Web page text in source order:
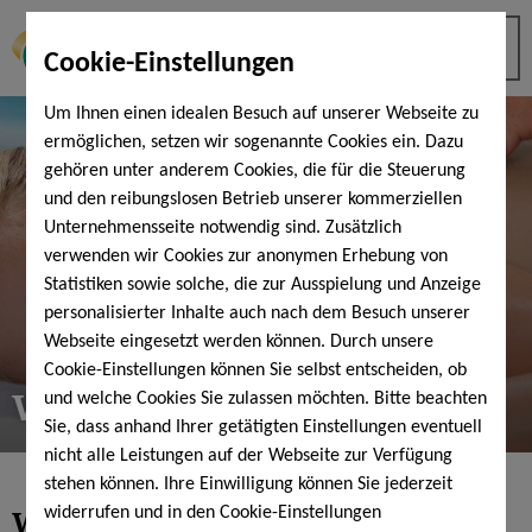
Cookie-Einstellungen
Um Ihnen einen idealen Besuch auf unserer Webseite zu
ermöglichen, setzen wir sogenannte Cookies ein. Dazu
gehören unter anderem Cookies, die für die Steuerung
und den reibungslosen Betrieb unserer kommerziellen
Unternehmensseite notwendig sind. Zusätzlich
verwenden wir Cookies zur anonymen Erhebung von
Statistiken sowie solche, die zur Ausspielung und Anzeige
personalisierter Inhalte auch nach dem Besuch unserer
Webseite eingesetzt werden können. Durch unsere
Cookie-Einstellungen können Sie selbst entscheiden, ob
und welche Cookies Sie zulassen möchten. Bitte beachten
Sie, dass anhand Ihrer getätigten Einstellungen eventuell
nicht alle Leistungen auf der Webseite zur Verfügung
stehen können. Ihre Einwilligung können Sie jederzeit
widerrufen und in den Cookie-Einstellungen
Wellness & Physiotherapie
Wellness. Wohlbefinden.